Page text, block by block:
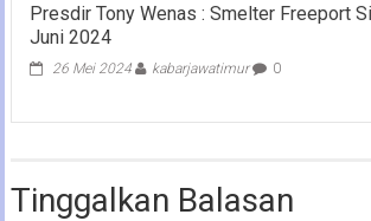
Presdir Tony Wenas : Smelter Freeport
Juni 2024
26 Mei 2024 kabarjawatimur 0
Tinggalkan Balasan